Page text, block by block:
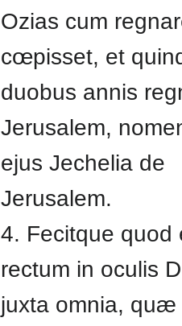
Ozias cum
cœpisset, et
duobus annis
Jerusalem,
ejus Jechelia de
Jerusalem.
4. Fecitque quod
rectum in oculis
juxta omnia, quæ